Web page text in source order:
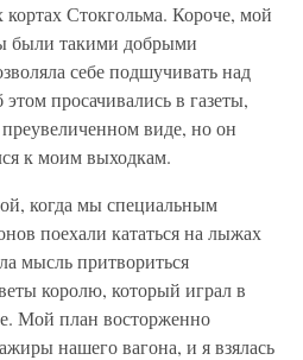
Стокгольма. Короче, мой
были такими добрыми
себе подшучивать над
просачивались в газеты,
виде, но он
к моим выходкам.
когда мы специальным
поехали кататься на лыжах
мысль притвориться
королю, который играл в
Мой план восторженно
нашего вагона, и я взялась